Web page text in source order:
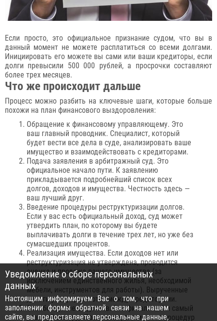
Если просто, это официальное признание судом, что вы в
данный момент не можете расплатиться со всеми долгами.
Инициировать его можете вы сами или ваши кредиторы, если
долги превысили 500 000 рублей, а просрочки составляют
более трех месяцев.
Что же происходит дальше
Процесс можно разбить на ключевые шаги, которые больше
похожи на план финансового выздоровления:
Обращение к финансовому управляющему. Это
ваш главный проводник. Специалист, который
будет вести все дела в суде, анализировать ваше
имущество и взаимодействовать с кредиторами.
Подача заявления в арбитражный суд. Это
официальное начало пути. К заявлению
прикладывается подробнейший список всех
долгов, доходов и имущества. Честность здесь —
ваш лучший друг.
Введение процедуры реструктуризации долгов.
Если у вас есть официальный доход, суд может
утвердить план, по которому вы будете
выплачивать долги в течение трех лет, но уже без
сумасшедших процентов.
Реализация имущества. Если доходов нет или
реструктуризация не утверждена, проводится
оценка и продажа вашего имущества (за
исключением единственного жилья, необходимой
мебели, инструментов для работы). Вырученные
деньги распределяются между кредиторами.
Освобождение от долгов. Это финальный и самый
главный аккорд. После завершения всех процедур
Уведомление о сборе персональных
данных
Настоящим информируем Вас о том, что при
заполнении формы обратной связи на нашем
сайте, вы предоставляете персональные данные,